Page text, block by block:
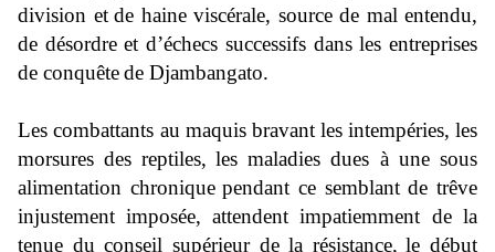
division et de haine viscérale, source de mal entendu,
de désordre et d’échecs successifs dans les entreprises
de conquêtede Djambangato.
Les combattants au maquis bravant les intempéries, les
morsures des reptiles, les maladies dues à une sous
alimentation chronique pendant ce semblant de trêve
injustement imposée, attendent impatiemment de la
tenue du conseil supérieur de la résistance, le début